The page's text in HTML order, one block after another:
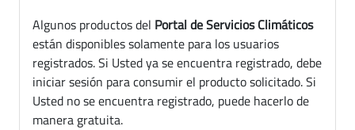
Algunos productos del Portal de Servicios Climáticos
están disponibles solamente para los usuarios
registrados. Si Usted ya se encuentra registrado, debe
iniciar sesión para consumir el producto solicitado. Si
Usted no se encuentra registrado, puede hacerlo de
manera gratuita.